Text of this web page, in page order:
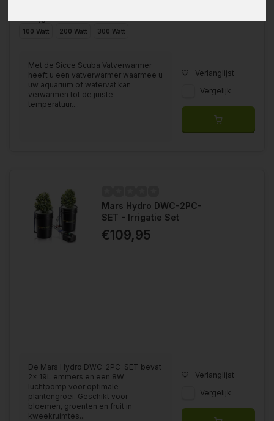
100 Watt 200 Watt 300 Watt
Met de Sicce Scuba Vatverwarmer
heeft u een vatverwarmer waarmee u
uw aquarium of watervat kan
verwarmen tot de juiste
temperatuur....
Verlanglijst
Vergelijk
Mars Hydro DWC-2PC-
SET - Irrigatie Set
€109,95
De Mars Hydro DWC-2PC-SET bevat
2x 19L emmers en een 8W
luchtpomp voor optimale
plantengroei. Geschikt voor
bloemen, groenten en fruit in
kweekruimtes...
Verlanglijst
Vergelijk